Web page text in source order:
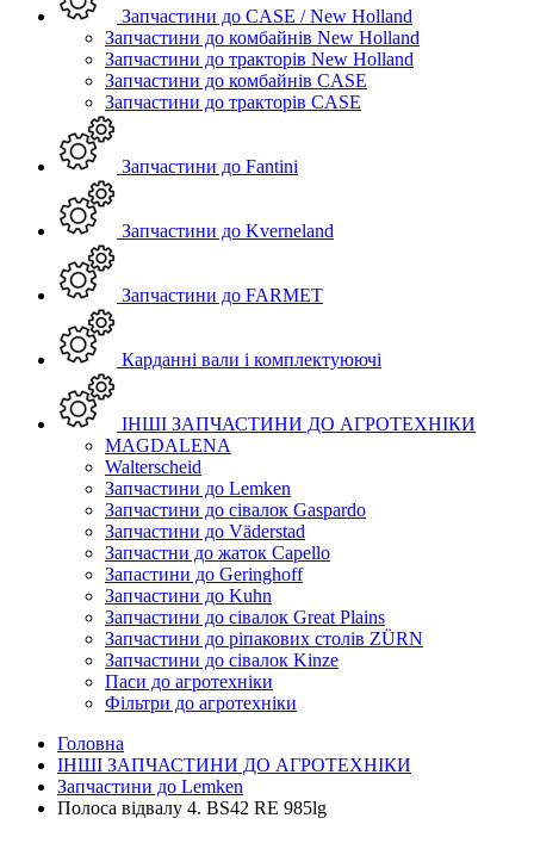
Запчастини до CASE / New Holland
Запчастини до комбайнів New Holland
Запчастини до тракторів New Holland
Запчастини до комбайнів CASE
Запчастини до тракторів CASE
Запчастини до Fantini
Запчастини до Kverneland
Запчастини до FARMET
Карданні вали і комплектуюючі
ІНШІ ЗАПЧАСТИНИ ДО АГРОТЕХНІКИ
MAGDALENA
Walterscheid
Запчастини до Lemken
Запчастини до сівалок Gaspardo
Запчастини до Väderstad
Запчастни до жаток Capello
Запастини до Geringhoff
Запчастини до Kuhn
Запчастини до сівалок Great Plains
Запчастини до ріпакових столів ZÜRN
Запчастини до сівалок Kinze
Паси до агротехніки
Фільтри до агротехніки
Головна
ІНШІ ЗАПЧАСТИНИ ДО АГРОТЕХНІКИ
Запчастини до Lemken
Полоса відвалу 4. BS42 RE 985lg